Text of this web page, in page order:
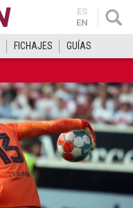
ES
EN
FICHAJES GUÍAS